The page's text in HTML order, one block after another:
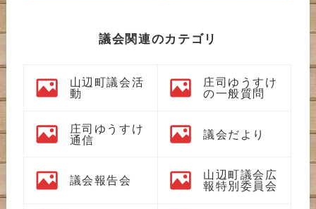
議会関連のカテゴリ
山辺町議会活
動
庄司ゆうすけ
の一般質問
庄司ゆうすけ
通信
議会だより
議会報告会
山辺町議会広
報特別委員会